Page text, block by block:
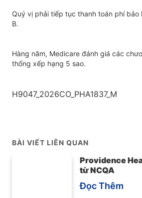
Quý vị phải tiếp tục thanh toán phí bảo
B.
Hàng năm, Medicare đánh giá các
thống xếp hạng 5 sao.
H9047_2026CO_PHA1837_M
BÀI VIẾT LIÊN QUAN
Providence
từ NCQA
Đọc Thêm